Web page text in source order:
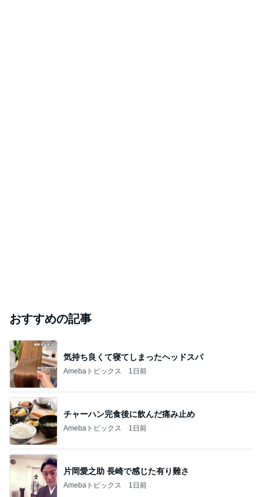
おすすめの記事
気持ち良くて寝てしまったヘッドスパ
Amebaトピックス 1日前
チャーハン完食後に飲んだ痛み止め
Amebaトピックス 1日前
片岡愛之助 長崎で感じた有り難さ
Amebaトピックス 1日前